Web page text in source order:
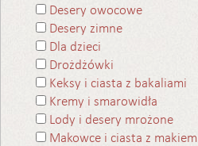
Desery owocowe
Desery zimne
Dla dzieci
Drożdżówki
Keksy i ciasta z bakaliami
Kremy i smarowidła
Lody i desery mrożone
Makowce i ciasta z makiem